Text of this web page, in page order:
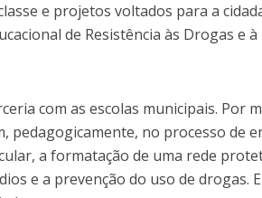
e projetos voltados para a
de Resistência às Drogas e à
com as escolas municipais. Por
pedagogicamente, no processo de
a formatação de uma rede
e a prevenção do uso de drogas.